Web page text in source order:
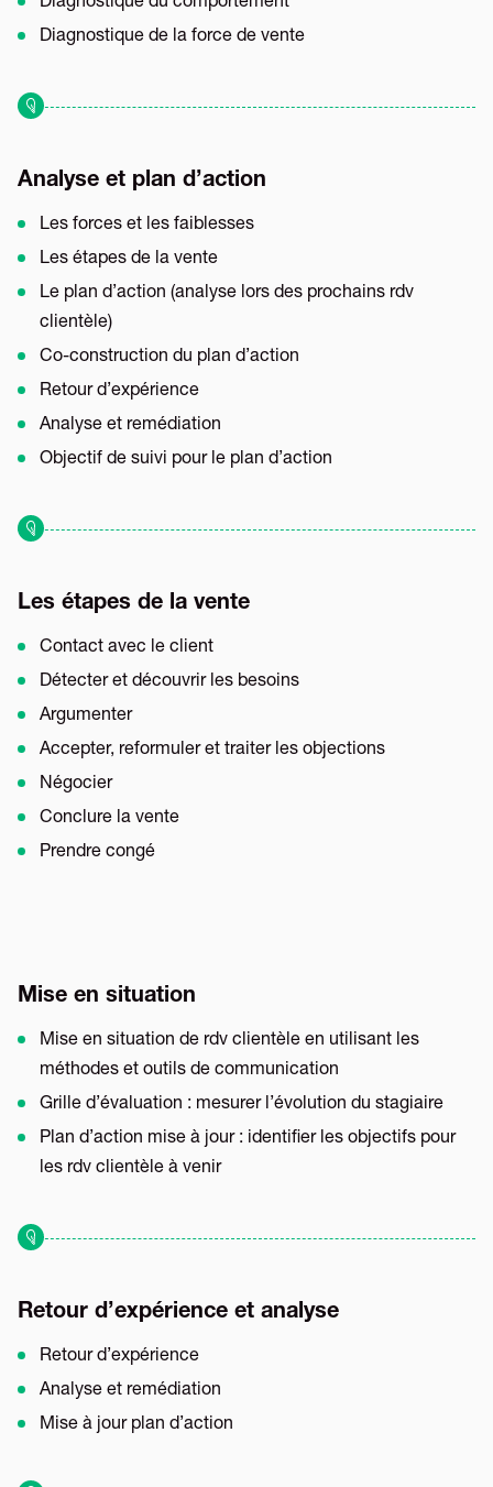
Diagnostique de la force de vente
Analyse et plan d’action
Les forces et les faiblesses
Les étapes de la vente
Le plan d’action (analyse lors des prochains rdv
clientèle)
Co-construction du plan d’action
Retour d’expérience
Analyse et remédiation
Objectif de suivi pour le plan d’action
Les étapes de la vente
Contact avec le client
Détecter et découvrir les besoins
Argumenter
Accepter, reformuler et traiter les objections
Négocier
Conclure la vente
Prendre congé
Mise en situation
Mise en situation de rdv clientèle en utilisant les
méthodes et outils de communication
Grille d’évaluation : mesurer l’évolution du stagiaire
Plan d’action mise à jour : identifier les objectifs pour
les rdv clientèle à venir
Retour d’expérience et analyse
Retour d’expérience
Analyse et remédiation
Mise à jour plan d’action